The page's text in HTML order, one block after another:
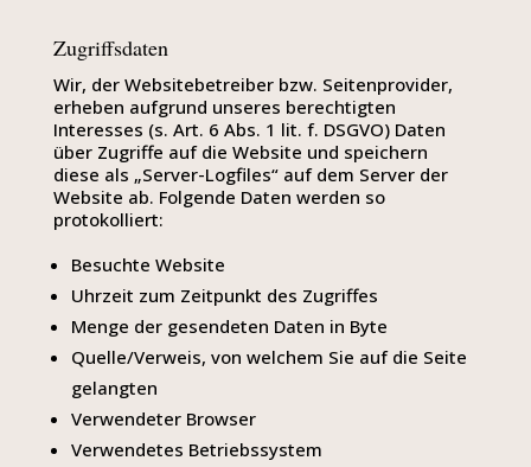
Zugriffsdaten
Wir, der Websitebetreiber bzw. Seitenprovider,
erheben aufgrund unseres berechtigten
Interesses (s. Art. 6 Abs. 1 lit. f. DSGVO) Daten
über Zugriffe auf die Website und speichern
diese als „Server-Logfiles“ auf dem Server der
Website ab. Folgende Daten werden so
protokolliert:
Besuchte Website
Uhrzeit zum Zeitpunkt des Zugriffes
Menge der gesendeten Daten in Byte
Quelle/Verweis, von welchem Sie auf die Seite
gelangten
Verwendeter Browser
Verwendetes Betriebssystem